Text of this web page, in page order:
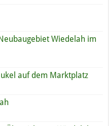
Wiedelah im
auf dem Marktplatz